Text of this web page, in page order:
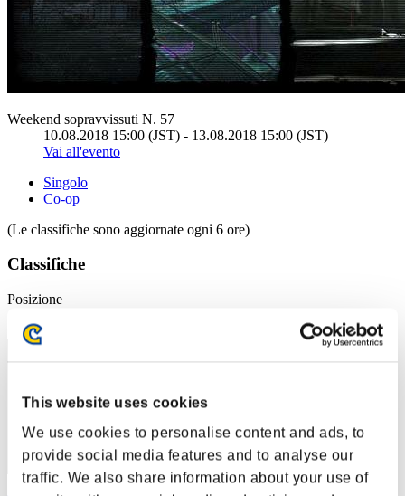
This website uses cookies
We use cookies to personalise content and ads, to
provide social media features and to analyse our
traffic. We also share information about your use of
Weekend sopravvissuti N. 57
10.08.2018 15:00 (JST) - 13.08.2018 15:00 (JST)
Vai all'evento
Singolo
Co-op
(Le classifiche sono aggiornate ogni 6 ore)
Classifiche
Posizione